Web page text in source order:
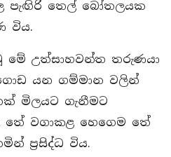
පැඟිරි තෙල් බෝතලයක
විය.
උත්සාහවන්ත තරුණයා
යන ගම්මාන වලින්
මිලයට ගැනීමට
වගාකළ හෙගෙම තේ
ප‍්‍රසිද්ධ විය.